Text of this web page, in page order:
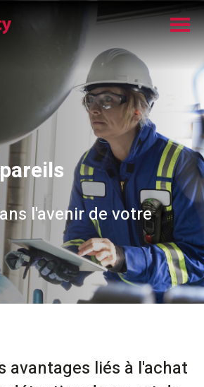
l'avenir de votre
avantages liés à l'achat